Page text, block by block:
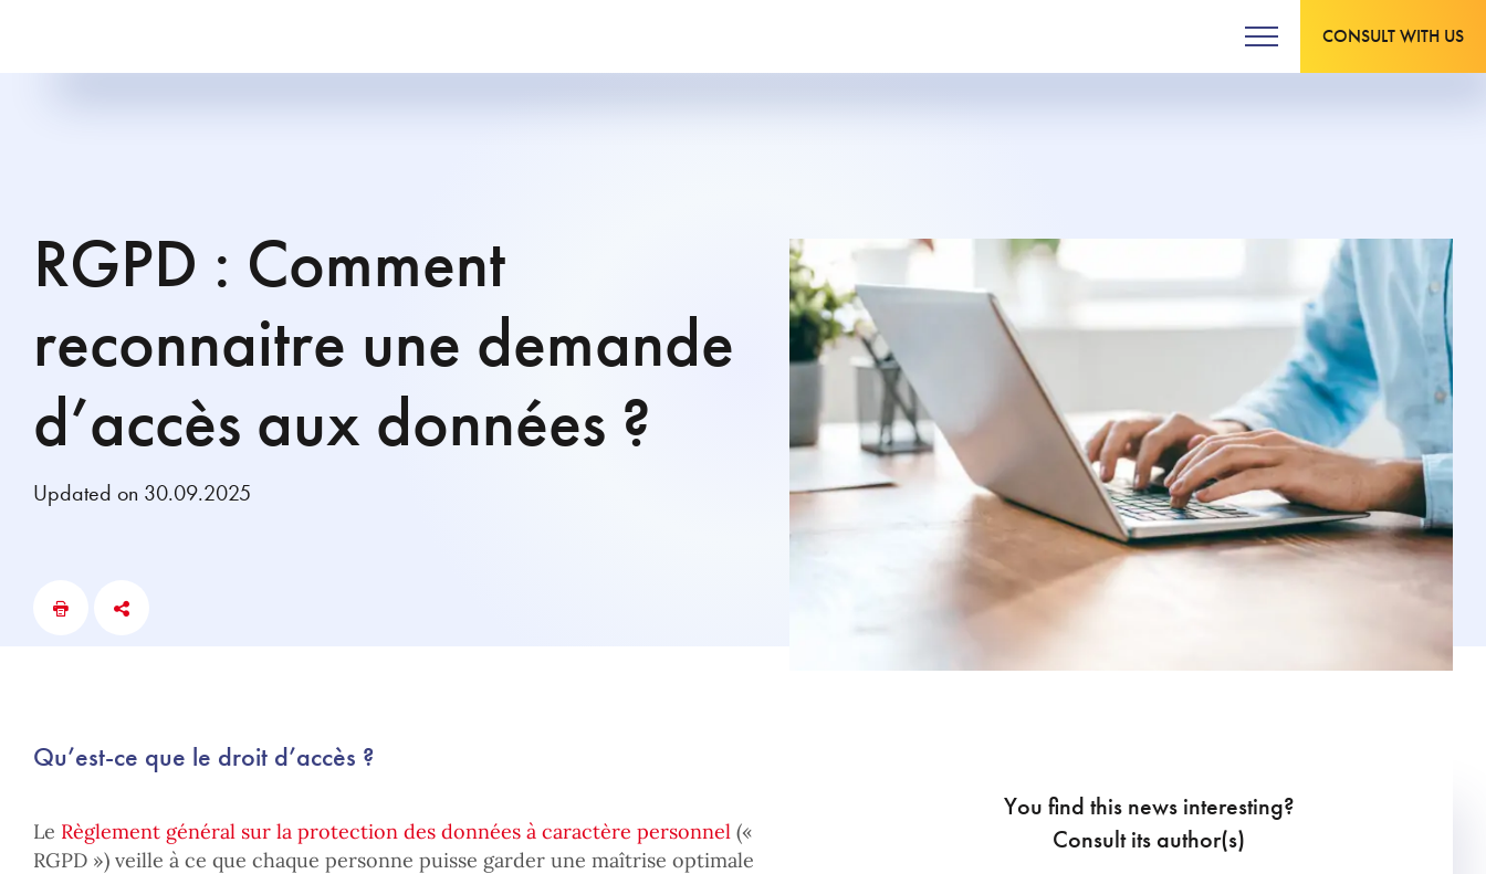
CONSULT WITH US
RGPD : Comment
reconnaitre une demande
d’accès aux données ?
Updated on 30.09.2025
Qu’est-ce que le droit d’accès ?
Le Règlement général sur la protection des données à caractère personnel («
RGPD ») veille à ce que chaque personne puisse garder une maîtrise optimale
You find this news interesting?
Consult its author(s)